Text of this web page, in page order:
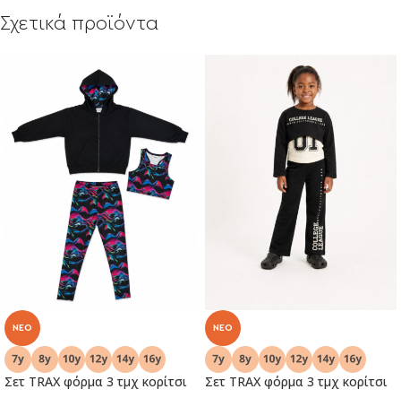
Σχετικά προϊόντα
NEO
Σετ TRAX φόρμα 3 τμχ κορίτσι
NEO
Σετ TRAX φόρμα 3 τμχ κορίτσι